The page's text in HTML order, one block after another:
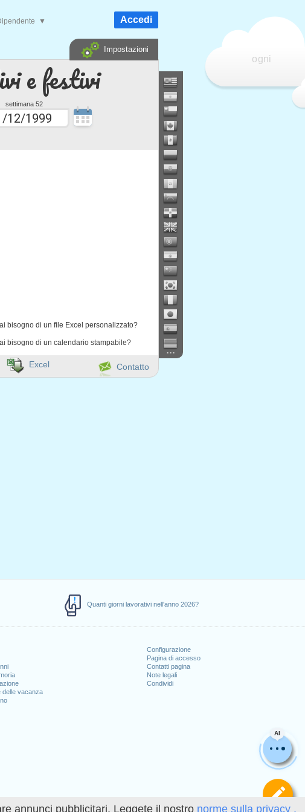
annunci pubblicitari. Leggete il nostro norme sulla privacy .
Quanti giorni lavorativi nell'anno 2026?
delle vacanza
Configurazione
Pagina di accesso
Contatti pagina
Note legali
Condividi
e festivi
settimana 52
bisogno di un file Excel personalizzato?
bisogno di un calendario stampabile?
AI
ogni
▼ Accedi
Impostazioni
...
Contatto
Excel